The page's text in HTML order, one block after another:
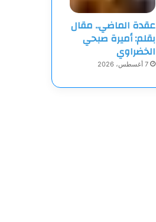
عقدة الماضي.. مقال
بقلم: أميرة صبحي
الخضراوي
7 أغسطس، 2026